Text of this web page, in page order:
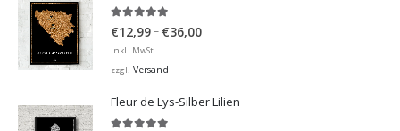
4.98von 5
€12,99– €36,00Preisspanne:
Inkl. MwSt.
zzgl. Versand
Fleur de Lys-Silber Lilien